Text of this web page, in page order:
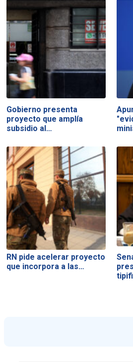
Gobierno presenta
proyecto que amplía
subsidio al…
RN pide acelerar proyecto
que incorpora a las…